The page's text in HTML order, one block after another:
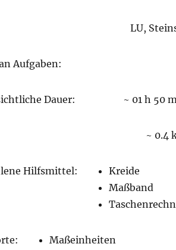
LU,
Aufgaben:
Dauer: ~ 01 h 50
~ 0.4
Hilfsmittel:
Kreide
Maßband
Maßeinheiten